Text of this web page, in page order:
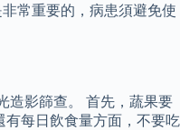
常重要的，病患須避免使
造影篩查。 首先，蔬果要
每日飲食量方面，不要吃